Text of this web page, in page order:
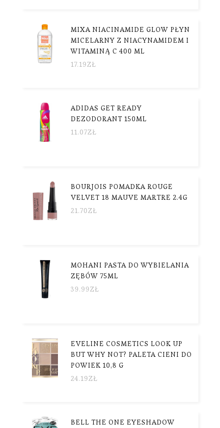
MIXA NIACINAMIDE GLOW PŁYN
MICELARNY Z NIACYNAMIDEM I
WITAMINĄ C 400 ML
17.19ZŁ
ADIDAS GET READY
DEZODORANT 150ML
11.07ZŁ
BOURJOIS POMADKA ROUGE
VELVET 18 MAUVE MARTRE 2.4G
21.70ZŁ
MOHANI PASTA DO WYBIELANIA
ZĘBÓW 75ML
39.99ZŁ
EVELINE COSMETICS LOOK UP
BUT WHY NOT? PALETA CIENI DO
POWIEK 10,8 G
24.19ZŁ
BELL THE ONE EYESHADOW